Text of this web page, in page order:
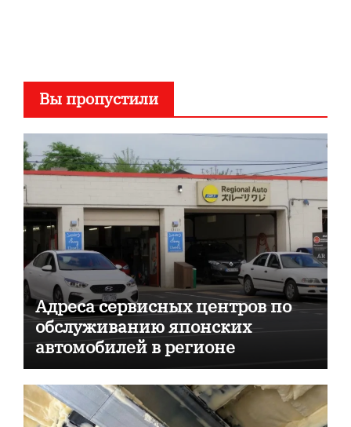
Вы пропустили
Адреса сервисных центров по
обслуживанию японских
автомобилей в регионе